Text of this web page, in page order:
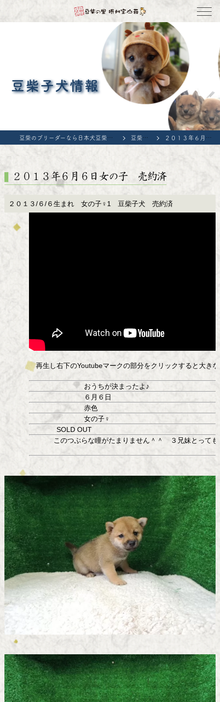
豆柴子犬情報
豆柴のブリーダーなら日本犬豆柴育成普及会 豆柴の里・摂州宝山荘 豆柴子犬情報 ２０１３年６月６日女の子 売約済
２０１３年６月６日女の子 売約済
２０１３/６/６生まれ 女の子♀1 豆柴子犬 売約済
再生し右下のYoutubeマークの部分をクリックすると大き
おうちが決まったよ♪
６月６日
赤色
女の子♀
SOLD OUT
このつぶらな瞳がたまりません＾＾ ３兄妹とっても